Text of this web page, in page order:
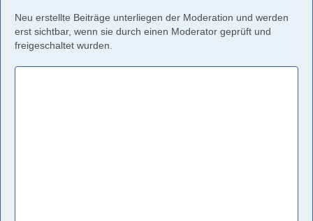
Neu erstellte Beiträge unterliegen der Moderation und werden
erst sichtbar, wenn sie durch einen Moderator geprüft und
freigeschaltet wurden.